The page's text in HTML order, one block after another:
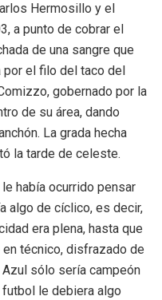
Hermosillo y el
a punto de cobrar el
de una sangre que
por el filo del taco del
gobernado por la
de su área, dando
La grada hecha
la tarde de celeste.
había ocurrido pensar
algo de cíclico, es decir,
era plena, hasta que
técnico, disfrazado de
sólo sería campeón
le debiera algo